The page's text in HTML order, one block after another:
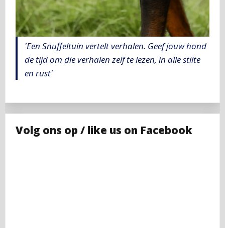
'Een Snuffeltuin vertelt verhalen. Geef jouw hond
de tijd om die verhalen zelf te lezen, in alle stilte
en rust'
Volg ons op / like us on Facebook